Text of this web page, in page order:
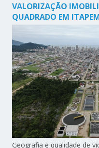
VALORIZAÇÃO
QUADRADO EM
Geografia e qualidade de